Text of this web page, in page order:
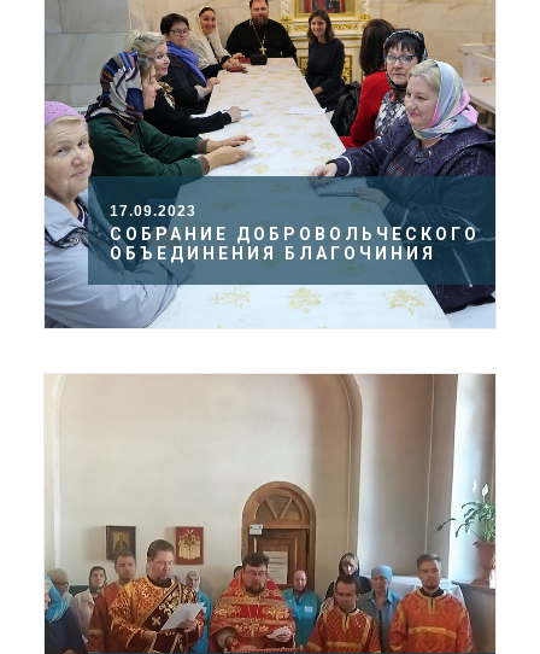
17.09.2023
СОБРАНИЕ ДОБРОВОЛЬЧЕСКОГО
ОБЪЕДИНЕНИЯ БЛАГОЧИНИЯ